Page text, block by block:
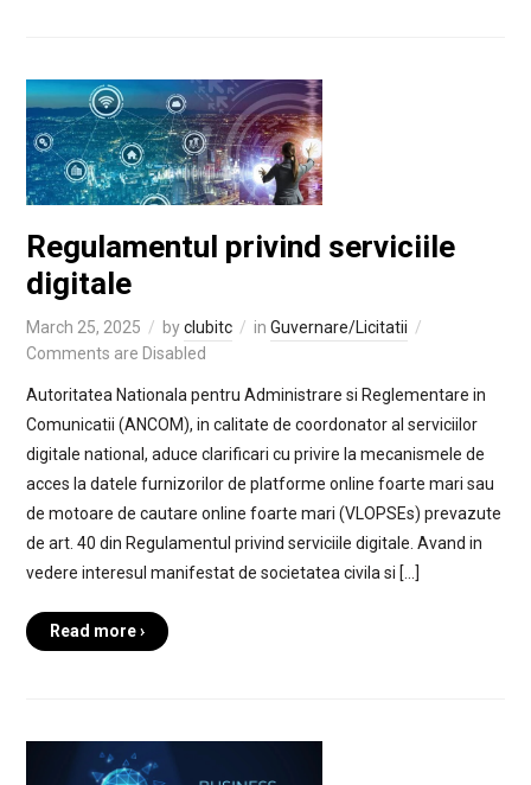
Regulamentul privind serviciile
digitale
March 25, 2025 byclubitc in Guvernare/Licitatii
Comments are Disabled
Autoritatea Nationala pentru Administrare si Reglementare in
Comunicatii (ANCOM), in calitate de coordonator al serviciilor
digitale national, aduce clarificari cu privire la mecanismele de
acces la datele furnizorilor de platforme online foarte mari sau
de motoare de cautare online foarte mari (VLOPSEs) prevazute
de art. 40 din Regulamentul privind serviciile digitale. Avand in
vedere interesul manifestat de societatea civila si […]
Read more ›